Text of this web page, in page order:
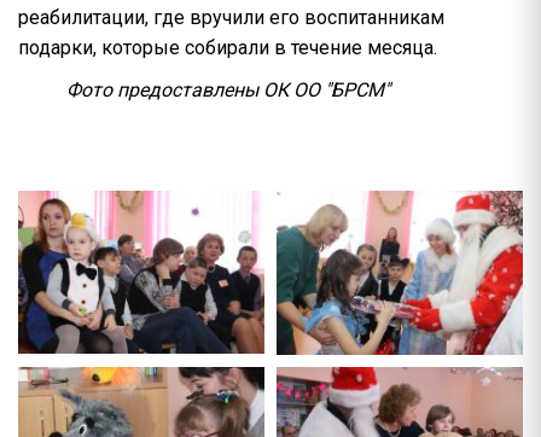
реабилитации, где вручили его воспитанникам
подарки, которые собирали в течение месяца.
Фото предоставлены ОК ОО "БРСМ"